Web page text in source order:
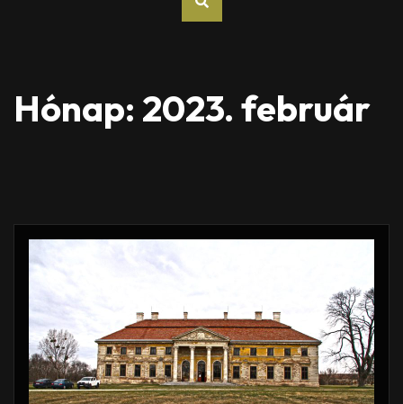
Hónap: 2023. február